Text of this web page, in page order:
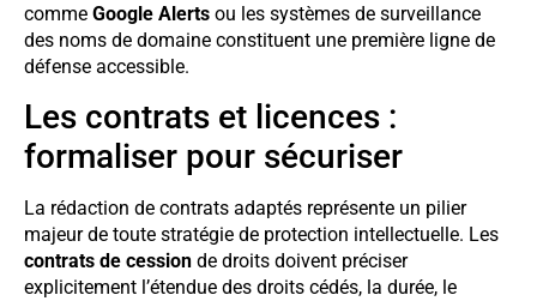
comme Google Alerts ou les systèmes de surveillance
des noms de domaine constituent une première ligne de
défense accessible.
Les contrats et licences :
formaliser pour sécuriser
La rédaction de contrats adaptés représente un pilier
majeur de toute stratégie de protection intellectuelle. Les
contrats de cession de droits doivent préciser
explicitement l’étendue des droits cédés, la durée, le